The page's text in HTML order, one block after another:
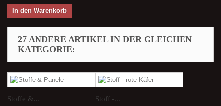
In den Warenkorb
27 ANDERE ARTIKEL IN DER GLEICHEN
KATEGORIE:
Stoffe &... Stoff -...